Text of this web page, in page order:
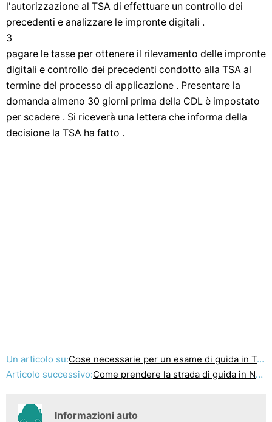
l'autorizzazione al TSA di effettuare un controllo dei
precedenti e analizzare le impronte digitali .
3
pagare le tasse per ottenere il rilevamento delle impronte
digitali e controllo dei precedenti condotto alla TSA al
termine del processo di applicazione . Presentare la
domanda almeno 30 giorni prima della CDL è impostato
per scadere . Si riceverà una lettera che informa della
decisione la TSA ha fatto .
Un articolo su:Cose necessarie per un esame di guida in Texas
Articolo successivo:Come prendere la strada di guida in Nashville
Informazioni auto